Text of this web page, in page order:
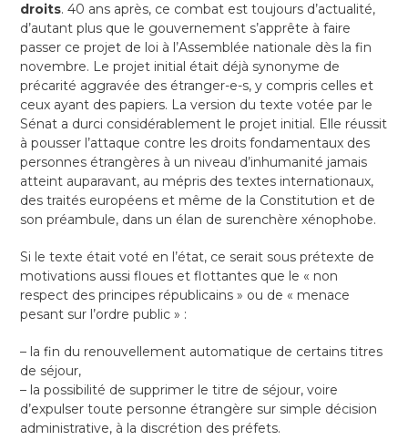
droits. 40 ans après, ce combat est toujours d’actualité,
d’autant plus que le gouvernement s’apprête à faire
passer ce projet de loi à l’Assemblée nationale dès la fin
novembre. Le projet initial était déjà synonyme de
précarité aggravée des étranger-e-s, y compris celles et
ceux ayant des papiers. La version du texte votée par le
Sénat a durci considérablement le projet initial. Elle réussit
à pousser l’attaque contre les droits fondamentaux des
personnes étrangères à un niveau d’inhumanité jamais
atteint auparavant, au mépris des textes internationaux,
des traités européens et même de la Constitution et de
son préambule, dans un élan de surenchère xénophobe.
Si le texte était voté en l’état, ce serait sous prétexte de
motivations aussi floues et flottantes que le « non
respect des principes républicains » ou de « menace
pesant sur l’ordre public » :
– la fin du renouvellement automatique de certains titres
de séjour,
– la possibilité de supprimer le titre de séjour, voire
d’expulser toute personne étrangère sur simple décision
administrative, à la discrétion des préfets.